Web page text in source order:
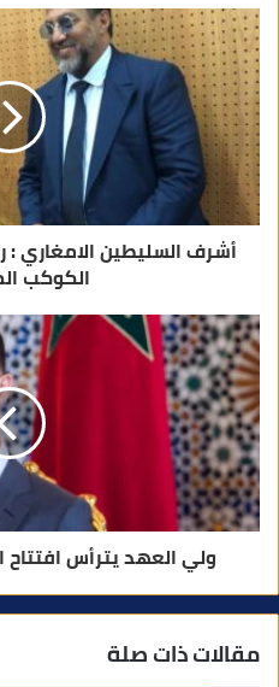
ا
ل
إ
ل
ك
ت
ر
و
ن
ي
أشرف السليطين الامغاري
الكوكب
ولي العهد يترأس
مقالات ذات صلة